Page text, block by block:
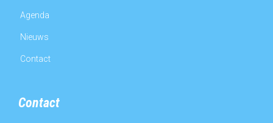
Agenda
Nieuws
Contact
Contact